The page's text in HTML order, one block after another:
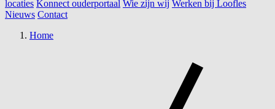
locaties Konnect ouderportaal Wie zijn wij Werken bij Loofles
Nieuws Contact
Home